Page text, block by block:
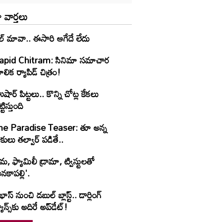
మావా.. ఈసారి ఆగేదే లేదు
Chitram: సినిమా సమాచార
ర్యాపిడ్ చిత్రం!
పిట్టలు.. కొన్ని చోట్ల కేకలు
Paradise Teaser: తూ అన్న
తల్వార్ పడితే..
ఫ్యామిలీ డ్రామా, ట్విస్టులతో
నుంచి డబుల్ బ్లాస్ట్.. డార్లింగ్
అదిరే అప్‌డేట్!